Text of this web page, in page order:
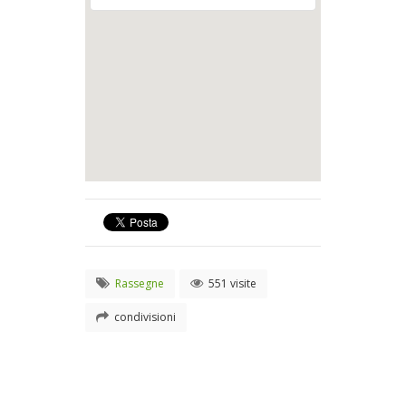
Rassegne 551 visite
condivisioni